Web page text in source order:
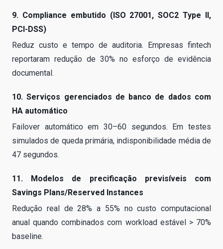
9. Compliance embutido (ISO 27001, SOC2 Type II,
PCI-DSS)
Reduz custo e tempo de auditoria. Empresas fintech
reportaram redução de 30% no esforço de evidência
documental.
10. Serviços gerenciados de banco de dados com
HA automático
Failover automático em 30–60 segundos. Em testes
simulados de queda primária, indisponibilidade média de
47 segundos.
11. Modelos de precificação previsíveis com
Savings Plans/Reserved Instances
Redução real de 28% a 55% no custo computacional
anual quando combinados com workload estável > 70%
baseline.